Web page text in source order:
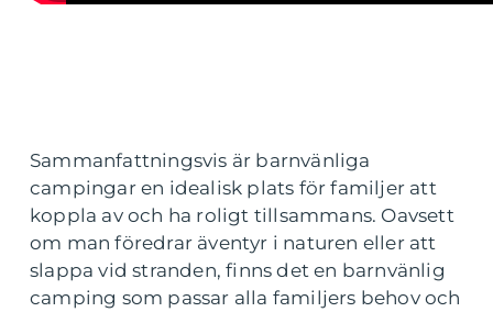
Sammanfattningsvis är barnvänliga
campingar en idealisk plats för familjer att
koppla av och ha roligt tillsammans. Oavsett
om man föredrar äventyr i naturen eller att
slappa vid stranden, finns det en barnvänlig
camping som passar alla familjers behov och